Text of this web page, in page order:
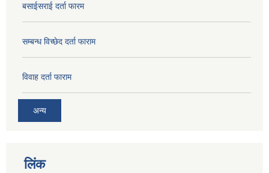
बसाईसराई दर्ता फारम
सम्बन्ध विच्छेद दर्ता फाराम
विवाह दर्ता फाराम
अन्य
लिंक